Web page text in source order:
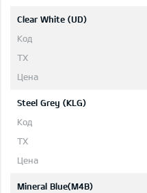
Clear White (UD)
Steel Grey (KLG)
Mineral Blue(M4B)